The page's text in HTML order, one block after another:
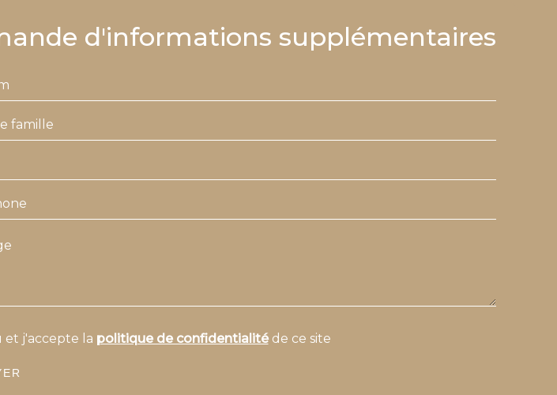
d'informations supplémentaires
et j'accepte la politique de confidentialitéde ce site